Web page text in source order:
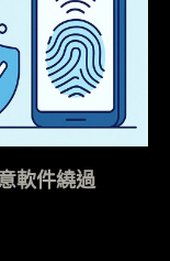
軟件繞過